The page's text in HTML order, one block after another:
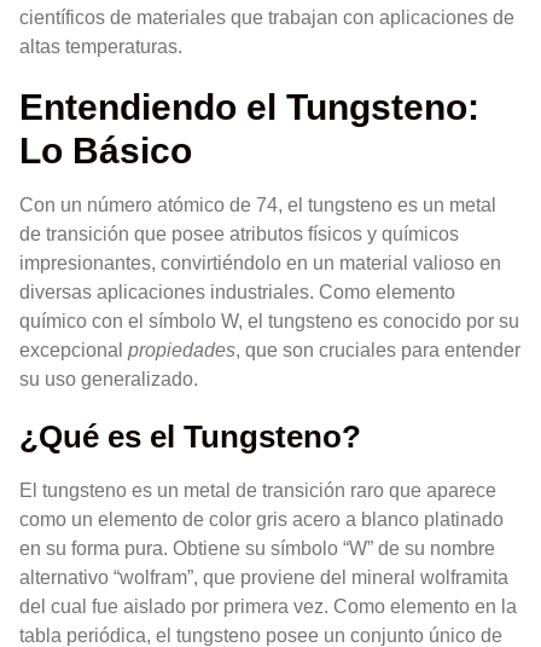
científicos de materiales que trabajan con aplicaciones de
altas temperaturas.
Entendiendo el Tungsteno:
Lo Básico
Con un número atómico de 74, el tungsteno es un metal
de transición que posee atributos físicos y químicos
impresionantes, convirtiéndolo en un material valioso en
diversas aplicaciones industriales. Como elemento
químico con el símbolo W, el tungsteno es conocido por su
excepcional propiedades, que son cruciales para entender
su uso generalizado.
¿Qué es el Tungsteno?
El tungsteno es un metal de transición raro que aparece
como un elemento de color gris acero a blanco platinado
en su forma pura. Obtiene su símbolo “W” de su nombre
alternativo “wolfram”, que proviene del mineral wolframita
del cual fue aislado por primera vez. Como elemento en la
tabla periódica, el tungsteno posee un conjunto único de